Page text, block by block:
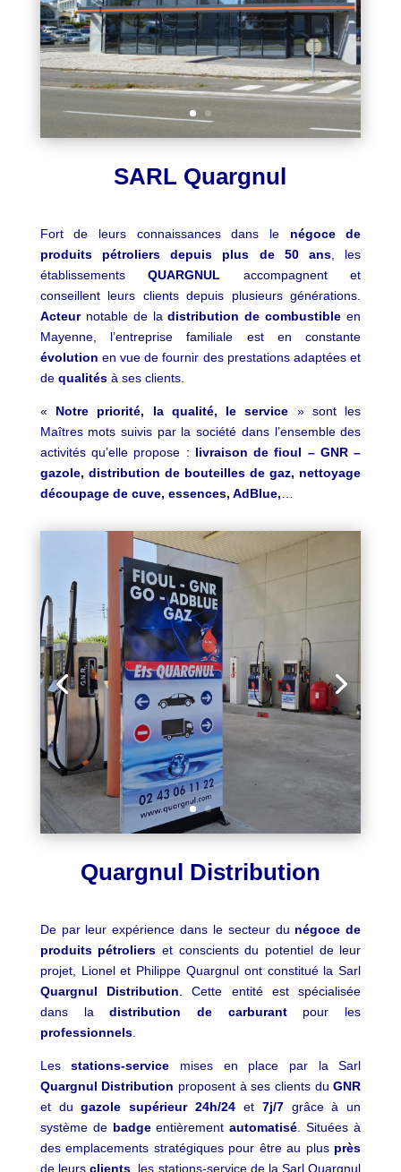
SARL Quargnul
Fort de leurs connaissances dans le négoce de
produits pétroliers depuis plus de 50 ans , les
établissementsQUARGNUL accompagnent et
conseillent leurs clients depuis plusieurs générations.
Acteurnotable de ladistribution de combustible en
Mayenne, l’entreprise familiale est en constante
évolution en vue de fournir des prestations adaptées et
de qualitésà ses clients.
« Notre priorité, la qualité, le service » sont les
Maîtres mots suivis par la société dans l’ensemble des
activités qu’elle propose : livraison de fioul – GNR –
gazole, distribution de bouteilles de gaz, nettoyage
découpage de cuve, essences, AdBlue,
Quargnul Distribution
De par leur expérience dans le secteur du négoce de
produits pétroliers et conscients du potentiel de leur
projet, Lionel et Philippe Quargnul ont constitué la Sarl
Quargnul Distribution . Cette entité est spécialisée
dans ladistribution de carburantpour les
professionnels.
Lesstations-service mises en place par la Sarl
Quargnul Distribution proposent à ses clients duGNR
et dugazole supérieur 24h/24 et 7j/7grâce à un
système de badgeentièrementautomatisé . Situées à
des emplacements stratégiques pour être au plus près
de leursclients , les stations-service de la Sarl Quargnul